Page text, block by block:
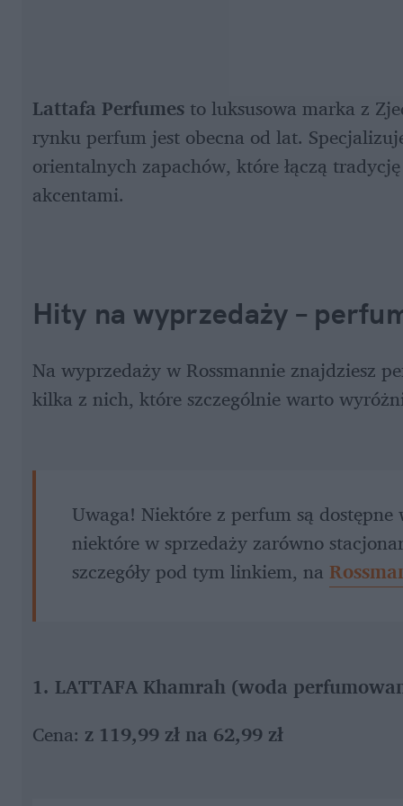
Lattafa Perfumes to luksusowa marka z
rynku perfum jest obecna od lat.
orientalnych zapachów, które łączą
akcentami.
Hity na wyprzedaży –
Na wyprzedaży w Rossmannie znajdziesz
kilka z nich, które szczególnie warto
Uwaga! Niektóre z perfum są
niektóre w sprzedaży zarówno
szczegóły pod tym linkiem, na
1. LATTAFA Khamrah (woda
Cena: z 119,99 zł na 62,99 zł